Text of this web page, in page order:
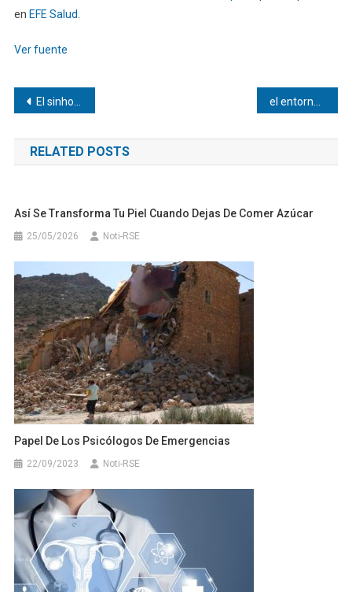
en EFE Salud
Ver fuente
Navegación
de
entradas
El sinhogarismo en el centro del debate global sobre vivienda
RELATED POSTS
Así Se Transforma Tu Piel Cuando Dejas De Comer Azúcar
25/05/2026 Noti-RSE
Papel De Los Psicólogos De Emergencias
22/09/2023 Noti-RSE